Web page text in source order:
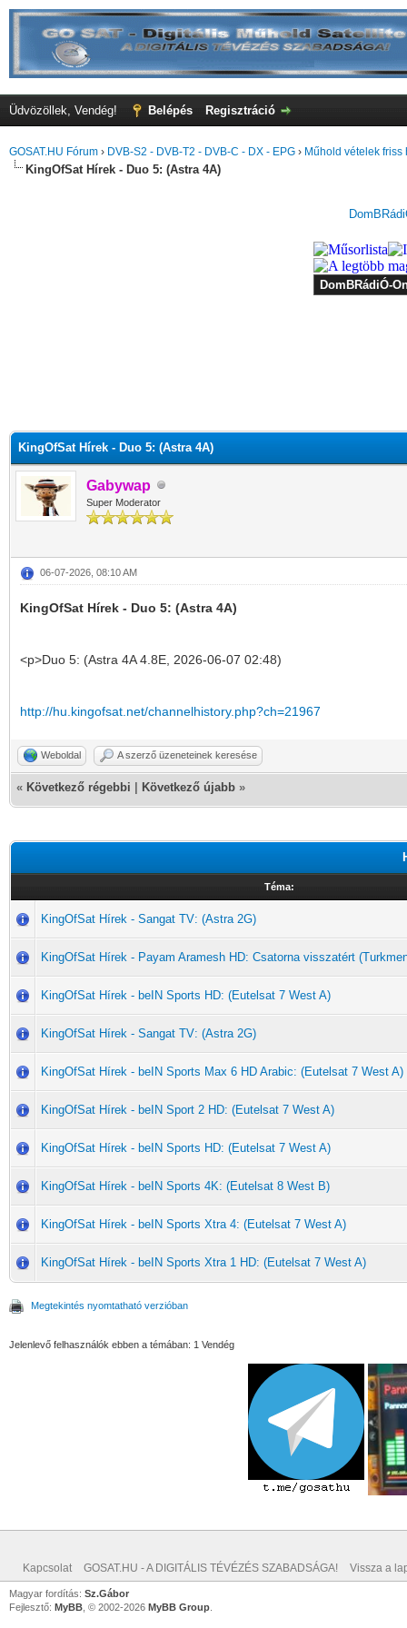
Üdvözöllek, Vendég! Belépés Regisztráció
GOSAT.HU Fórum › DVB-S2 - DVB-T2 - DVB-C - DX - EPG › Műhold vételek friss
KingOfSat Hírek - Duo 5: (Astra 4A)
KingOfSat Hírek - Duo 5: (Astra 4A)
Gabywap
Super Moderator
06-07-2026, 08:10 AM
KingOfSat Hírek - Duo 5: (Astra 4A)
<p>Duo 5: (Astra 4A 4.8E, 2026-06-07 02:48)
http://hu.kingofsat.net/channelhistory.php?ch=21967
Weboldal A szerző üzeneteinek keresése
« Következő régebbi Következő újabb »
Téma:
KingOfSat Hírek - Sangat TV: (Astra 2G)
KingOfSat Hírek - Payam Aramesh HD: Csatorna visszatért
KingOfSat Hírek - beIN Sports HD: (Eutelsat 7 West A)
KingOfSat Hírek - Sangat TV: (Astra 2G)
KingOfSat Hírek - beIN Sports Max 6 HD Arabic: (Eutelsat 7 West A)
KingOfSat Hírek - beIN Sport 2 HD: (Eutelsat 7 West A)
KingOfSat Hírek - beIN Sports HD: (Eutelsat 7 West A)
KingOfSat Hírek - beIN Sports 4K: (Eutelsat 8 West B)
KingOfSat Hírek - beIN Sports Xtra 4: (Eutelsat 7 West A)
KingOfSat Hírek - beIN Sports Xtra 1 HD: (Eutelsat 7 West A)
Megtekintés nyomtatható verzióban
Jelenlevő felhasználók ebben a témában: 1 Vendég
Kapcsolat GOSAT.HU - A DIGITÁLIS TÉVÉZÉS SZABADSÁGA! Vissza a
Magyar fordítás: Sz.Gábor
Fejlesztő: MyBB , © 2002-2026 MyBB Group